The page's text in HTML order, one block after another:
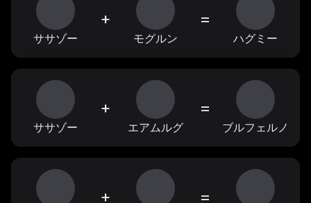
ササゾー
+
モグルン
=
ハグミー
ササゾー
+
エアムルグ
=
ブルフェルノ
+ =